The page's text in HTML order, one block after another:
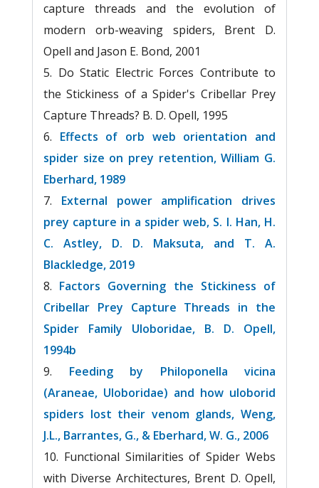
capture threads and the evolution of
modern orb-weaving spiders, Brent D.
Opell and Jason E. Bond, 2001
Do Static Electric Forces Contribute to
the Stickiness of a Spider's Cribellar Prey
Capture Threads? B. D. Opell, 1995
Effects of orb web orientation and
spider size on prey retention, William G.
Eberhard, 1989
External power amplification drives
prey capture in a spider web, S. I. Han, H.
C. Astley, D. D. Maksuta, and T. A.
Blackledge, 2019
Factors Governing the Stickiness of
Cribellar Prey Capture Threads in the
Spider Family Uloboridae, B. D. Opell,
1994b
Feeding by Philoponella vicina
(Araneae, Uloboridae) and how uloborid
spiders lost their venom glands, Weng,
J.L., Barrantes, G., & Eberhard, W. G., 2006
Functional Similarities of Spider Webs
with Diverse Architectures, Brent D. Opell,